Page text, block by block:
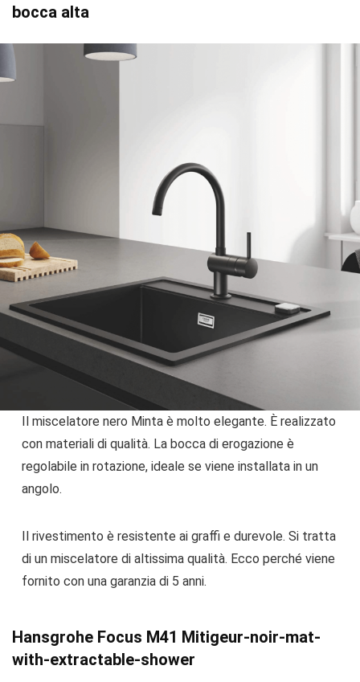
bocca alta
Il miscelatore nero Minta è molto elegante. È realizzato
con materiali di qualità. La bocca di erogazione è
regolabile in rotazione, ideale se viene installata in un
angolo.
Il rivestimento è resistente ai graffi e durevole. Si tratta
di un miscelatore di altissima qualità. Ecco perché viene
fornito con una garanzia di 5 anni.
Hansgrohe Focus M41 Mitigeur-noir-mat-
with-extractable-shower